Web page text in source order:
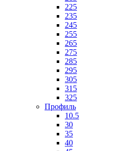
225
235
245
255
265
275
285
295
305
315
325
Профиль
10.5
30
35
40